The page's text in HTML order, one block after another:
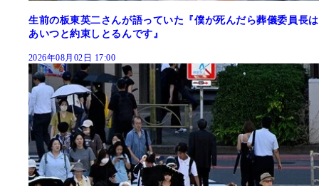
生前の板東英二さんが語っていた『僕が死んだら葬儀委員長は
あいつと約束しとるんです』
2026年08月02日 17:00